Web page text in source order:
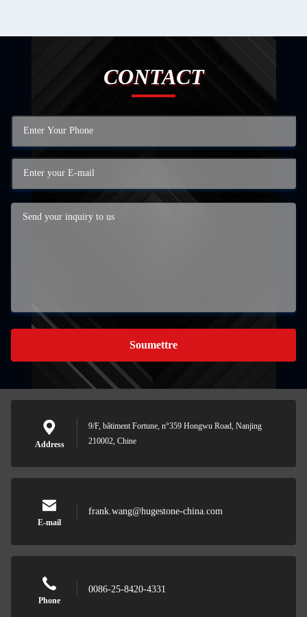
CONTACT
Soumettre
Address
9/F, bâtiment Fortune, n°359 Hongwu Road, Nanjing
210002, Chine
E-mail
frank.wang@hugestone-china.com
Phone
0086-25-8420-4331